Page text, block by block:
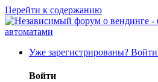
Перейти к содержанию
Уже зарегистрированы? Войти
Войти